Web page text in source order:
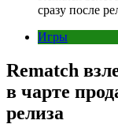
сразу после
Игры
Rematch
в чарте
релиза